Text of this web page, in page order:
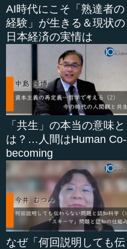
AI時代にこそ「熟達者の
経験」が生きる＆現状の
日本経済の実情は
「共生」の本当の意味と
は？…人間はHuman Co-
becoming
なぜ「何回説明しても伝